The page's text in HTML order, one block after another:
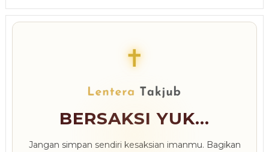
✝
BERSAKSI YUK...
Jangan simpan sendiri kesaksian imanmu. Bagikan